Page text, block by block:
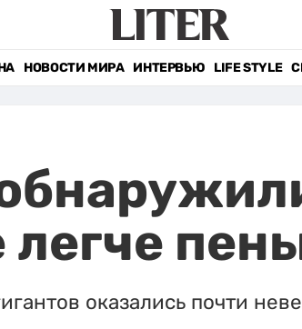
НОВОСТИ МИРА ИНТЕРВЬЮ LIFE STYLE
оказались почти